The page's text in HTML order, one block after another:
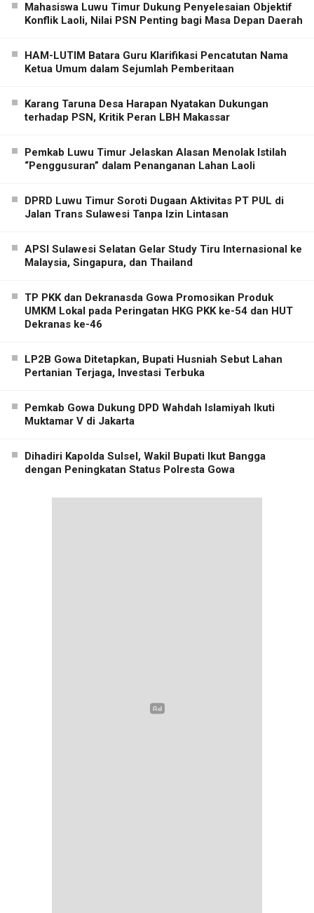
Mahasiswa Luwu Timur Dukung Penyelesaian Objektif
Konflik Laoli, Nilai PSN Penting bagi Masa Depan Daerah
HAM-LUTIM Batara Guru Klarifikasi Pencatutan Nama
Ketua Umum dalam Sejumlah Pemberitaan
Karang Taruna Desa Harapan Nyatakan Dukungan
terhadap PSN, Kritik Peran LBH Makassar
Pemkab Luwu Timur Jelaskan Alasan Menolak Istilah
“Penggusuran” dalam Penanganan Lahan Laoli
DPRD Luwu Timur Soroti Dugaan Aktivitas PT PUL di
Jalan Trans Sulawesi Tanpa Izin Lintasan
APSI Sulawesi Selatan Gelar Study Tiru Internasional ke
Malaysia, Singapura, dan Thailand
TP PKK dan Dekranasda Gowa Promosikan Produk
UMKM Lokal pada Peringatan HKG PKK ke-54 dan HUT
Dekranas ke-46
LP2B Gowa Ditetapkan, Bupati Husniah Sebut Lahan
Pertanian Terjaga, Investasi Terbuka
Pemkab Gowa Dukung DPD Wahdah Islamiyah Ikuti
Muktamar V di Jakarta
Dihadiri Kapolda Sulsel, Wakil Bupati Ikut Bangga
dengan Peningkatan Status Polresta Gowa